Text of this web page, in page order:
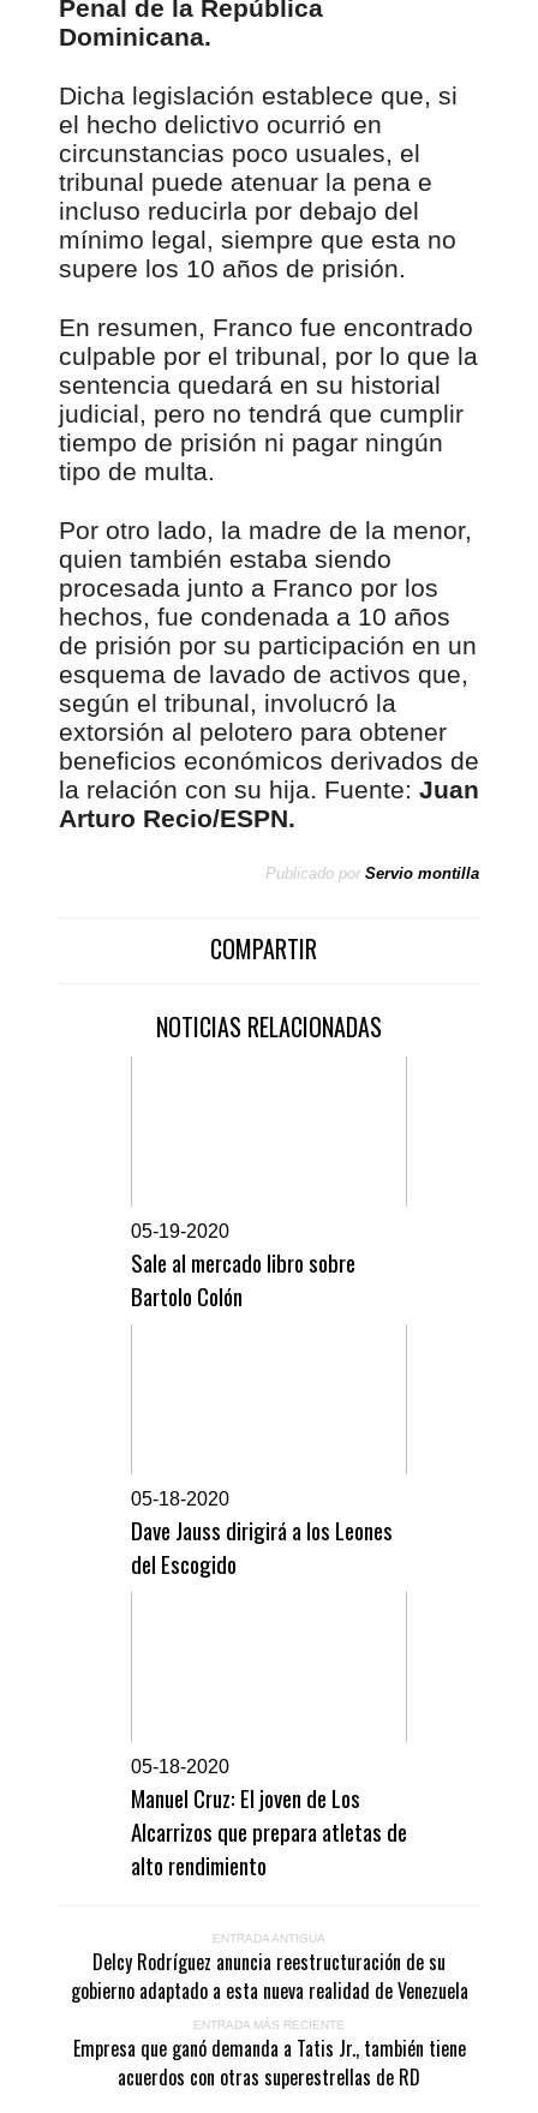
Penal de la República
Dominicana.
Dicha legislación establece que, si
el hecho delictivo ocurrió en
circunstancias poco usuales, el
tribunal puede atenuar la pena e
incluso reducirla por debajo del
mínimo legal, siempre que esta no
supere los 10 años de prisión.
En resumen, Franco fue encontrado
culpable por el tribunal, por lo que la
sentencia quedará en su historial
judicial, pero no tendrá que cumplir
tiempo de prisión ni pagar ningún
tipo de multa.
Por otro lado, la madre de la menor,
quien también estaba siendo
procesada junto a Franco por los
hechos, fue condenada a 10 años
de prisión por su participación en un
esquema de lavado de activos que,
según el tribunal, involucró la
extorsión al pelotero para obtener
beneficios económicos derivados de
la relación con su hija. Fuente: Juan
Arturo Recio/ESPN.
Publicado por Servio montilla
COMPARTIR
NOTICIAS RELACIONADAS
05-19-2020
Sale al mercado libro sobre
Bartolo Colón
05-18-2020
Dave Jauss dirigirá a los Leones
del Escogido
05-18-2020
Manuel Cruz: El joven de Los
Alcarrizos que prepara atletas de
alto rendimiento
ENTRADA ANTIGUA
Delcy Rodríguez anuncia reestructuración de su
gobierno adaptado a esta nueva realidad de Venezuela
ENTRADA MÁS RECIENTE
Empresa que ganó demanda a Tatis Jr., también tiene
acuerdos con otras superestrellas de RD